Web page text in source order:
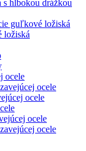
hlbokou drážkou
guľkové ložiská
ložiská
ocele
ocele
ocele
ocele
ocele